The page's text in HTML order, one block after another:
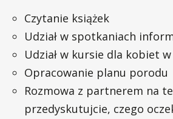
Czytanie książek
Udział w spotkaniach
Udział w kursie dla kobiet w
Opracowanie planu porodu
Rozmowa z partnerem na
przedyskutujcie, czego